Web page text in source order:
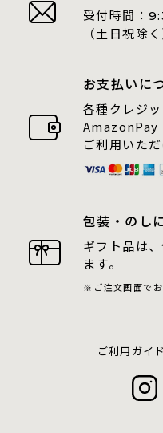
受付時間：
（土日祝除く
お支払いに
各種クレジ
AmazonPay
ご利用いただ
包装・のし
ギフト品は
ます。
ご注文画面で
ご利用ガイド